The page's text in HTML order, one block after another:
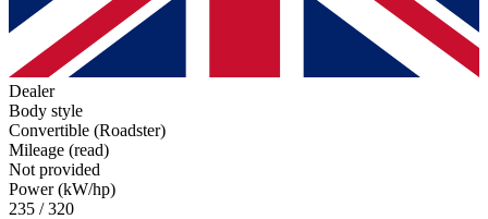
Dealer
Body style
Convertible (Roadster)
Mileage (read)
Not provided
Power (kW/hp)
235 / 320